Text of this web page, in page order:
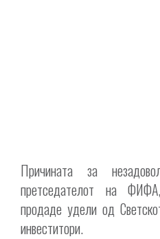
Причината за
претседателот на
продаде удели од
инвеститори.